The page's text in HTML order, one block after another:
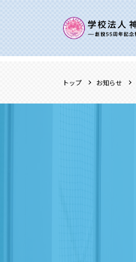
トップ お知らせ